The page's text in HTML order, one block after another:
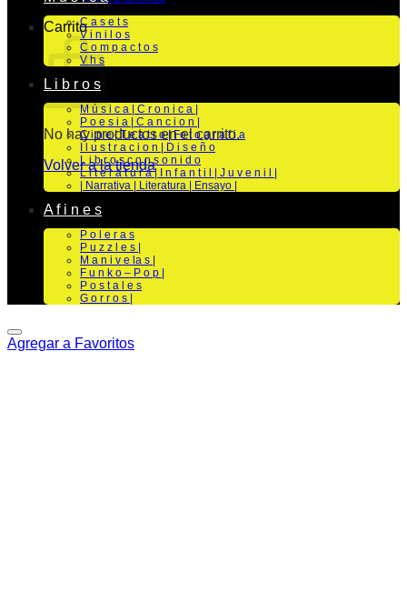
Carrito
No hay productos en el carrito.
Volver a la tienda
C a s e t s
V i n i l o s
C o m p a c t o s
V h s
L i b r o s
M ú s i c a | C r o n i c a |
P o e s i a | C a n c i o n |
C i n e | T e a t r o | Fo t o g r a f i a
I l u s t r a c i o n | D i s e ñ o
L i b r o s c o n s o n i d o
L i t e r a t u r a | I n f a n t i l | J u v e n i l |
| Narrativa | Literatura | Ensayo |
A f i n e s
P o l e r a s
P u z z l e s |
M a n i v e la s |
F u n k o – P o p |
P o s t a l e s
G o r r o s |
Agregar a Favoritos